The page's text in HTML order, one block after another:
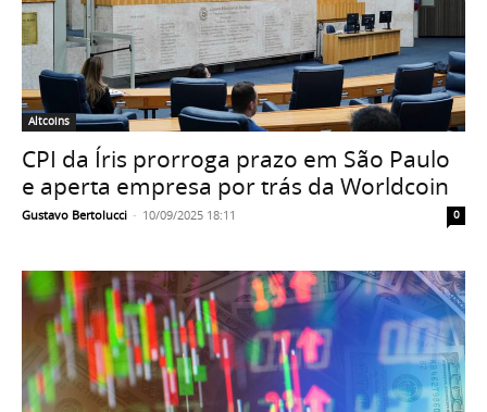
Altcoins
CPI da Íris prorroga prazo em São Paulo
e aperta empresa por trás da Worldcoin
Gustavo Bertolucci - 10/09/2025 18:11 0